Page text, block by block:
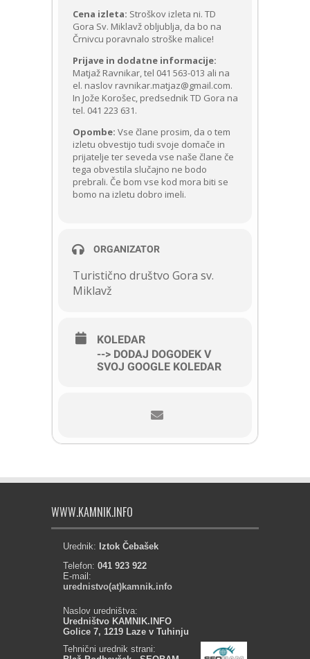
Cena izleta: Stroškov izleta ni. TD
Gora Sv. Miklavž obljublja, da bo na
Črnivcu poravnalo stroške malice!
Prijave in dodatne informacije:
Matjaž Ravnikar, tel 041 563-013 ali na
el. naslov ravnikar.matjaz@gmail.com.
In Jože Korošec, predsednik TD Gora na
tel. 041 223 631.
Opombe: Vse člane prosim, da o tem
izletu obvestijo tudi svoje domače in
prijatelje ter seveda vse naše člane če
tega obvestila slučajno ne bodo
prebrali. Če bom vse kod mora biti se
bomo na izletu dobro imeli.
ORGANIZATOR
Turistično društvo Gora sv.
Miklavž
KOLEDAR
--> DODAJ DOGODEK V
SVOJ GOOGLE KOLEDAR
WWW.KAMNIK.INFO
Urednik: Iztok Čebašek
Telefon: 041 923 922
E-mail:
urednistvo(at)kamnik.info
Naslov uredništva:
Uredništvo KAMNIK.INFO
Golice 7, 1219 Laze v Tuhinju
Tehnični urednik strani: